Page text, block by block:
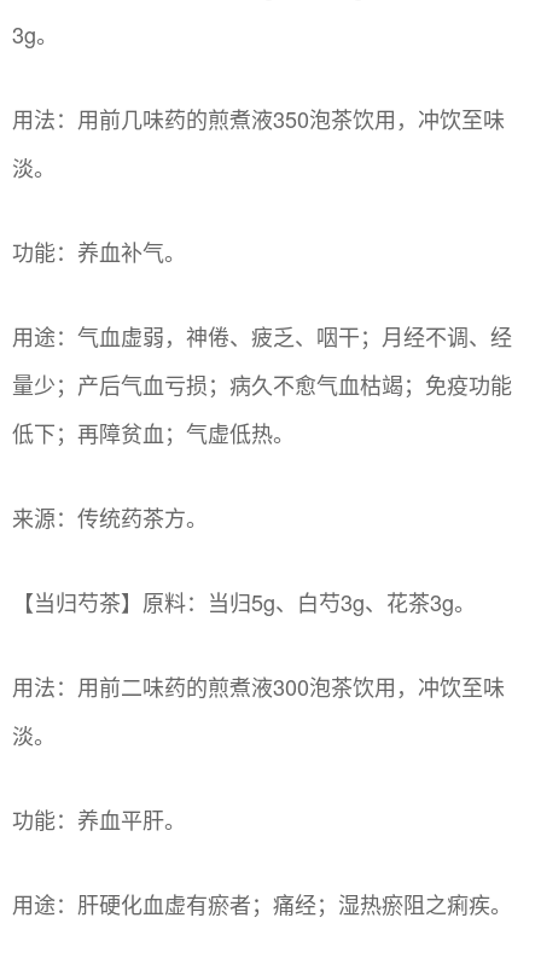
3g。
用法：用前几味药的煎煮液350泡茶饮用，冲饮至味
淡。
功能：养血补气。
用途：气血虚弱，神倦、疲乏、咽干；月经不调、经
量少；产后气血亏损；病久不愈气血枯竭；免疫功能
低下；再障贫血；气虚低热。
来源：传统药茶方。
【当归芍茶】原料：当归5g、白芍3g、花茶3g。
用法：用前二味药的煎煮液300泡茶饮用，冲饮至味
淡。
功能：养血平肝。
用途：肝硬化血虚有瘀者；痛经；湿热瘀阻之痢疾。